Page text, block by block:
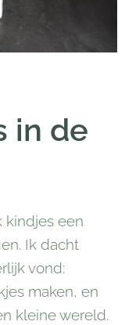
in de
kindjes een
Ik dacht
vond:
maken, en
kleine wereld.